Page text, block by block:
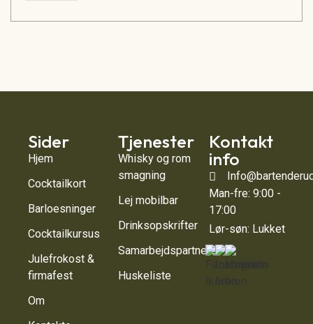
Sider
Hjem
Cocktailkort
Barloesninger
Cocktailkursus
Julefrokost &
firmafest
Om
Tjenester
Whisky og rom
smagning
Lej mobilbar
Drinksopskrifter
Samarbejdspartnere
Huskeliste
Kontakt
info
Man-fre: 9:00 -
17:00
Lør-søn: Lukket